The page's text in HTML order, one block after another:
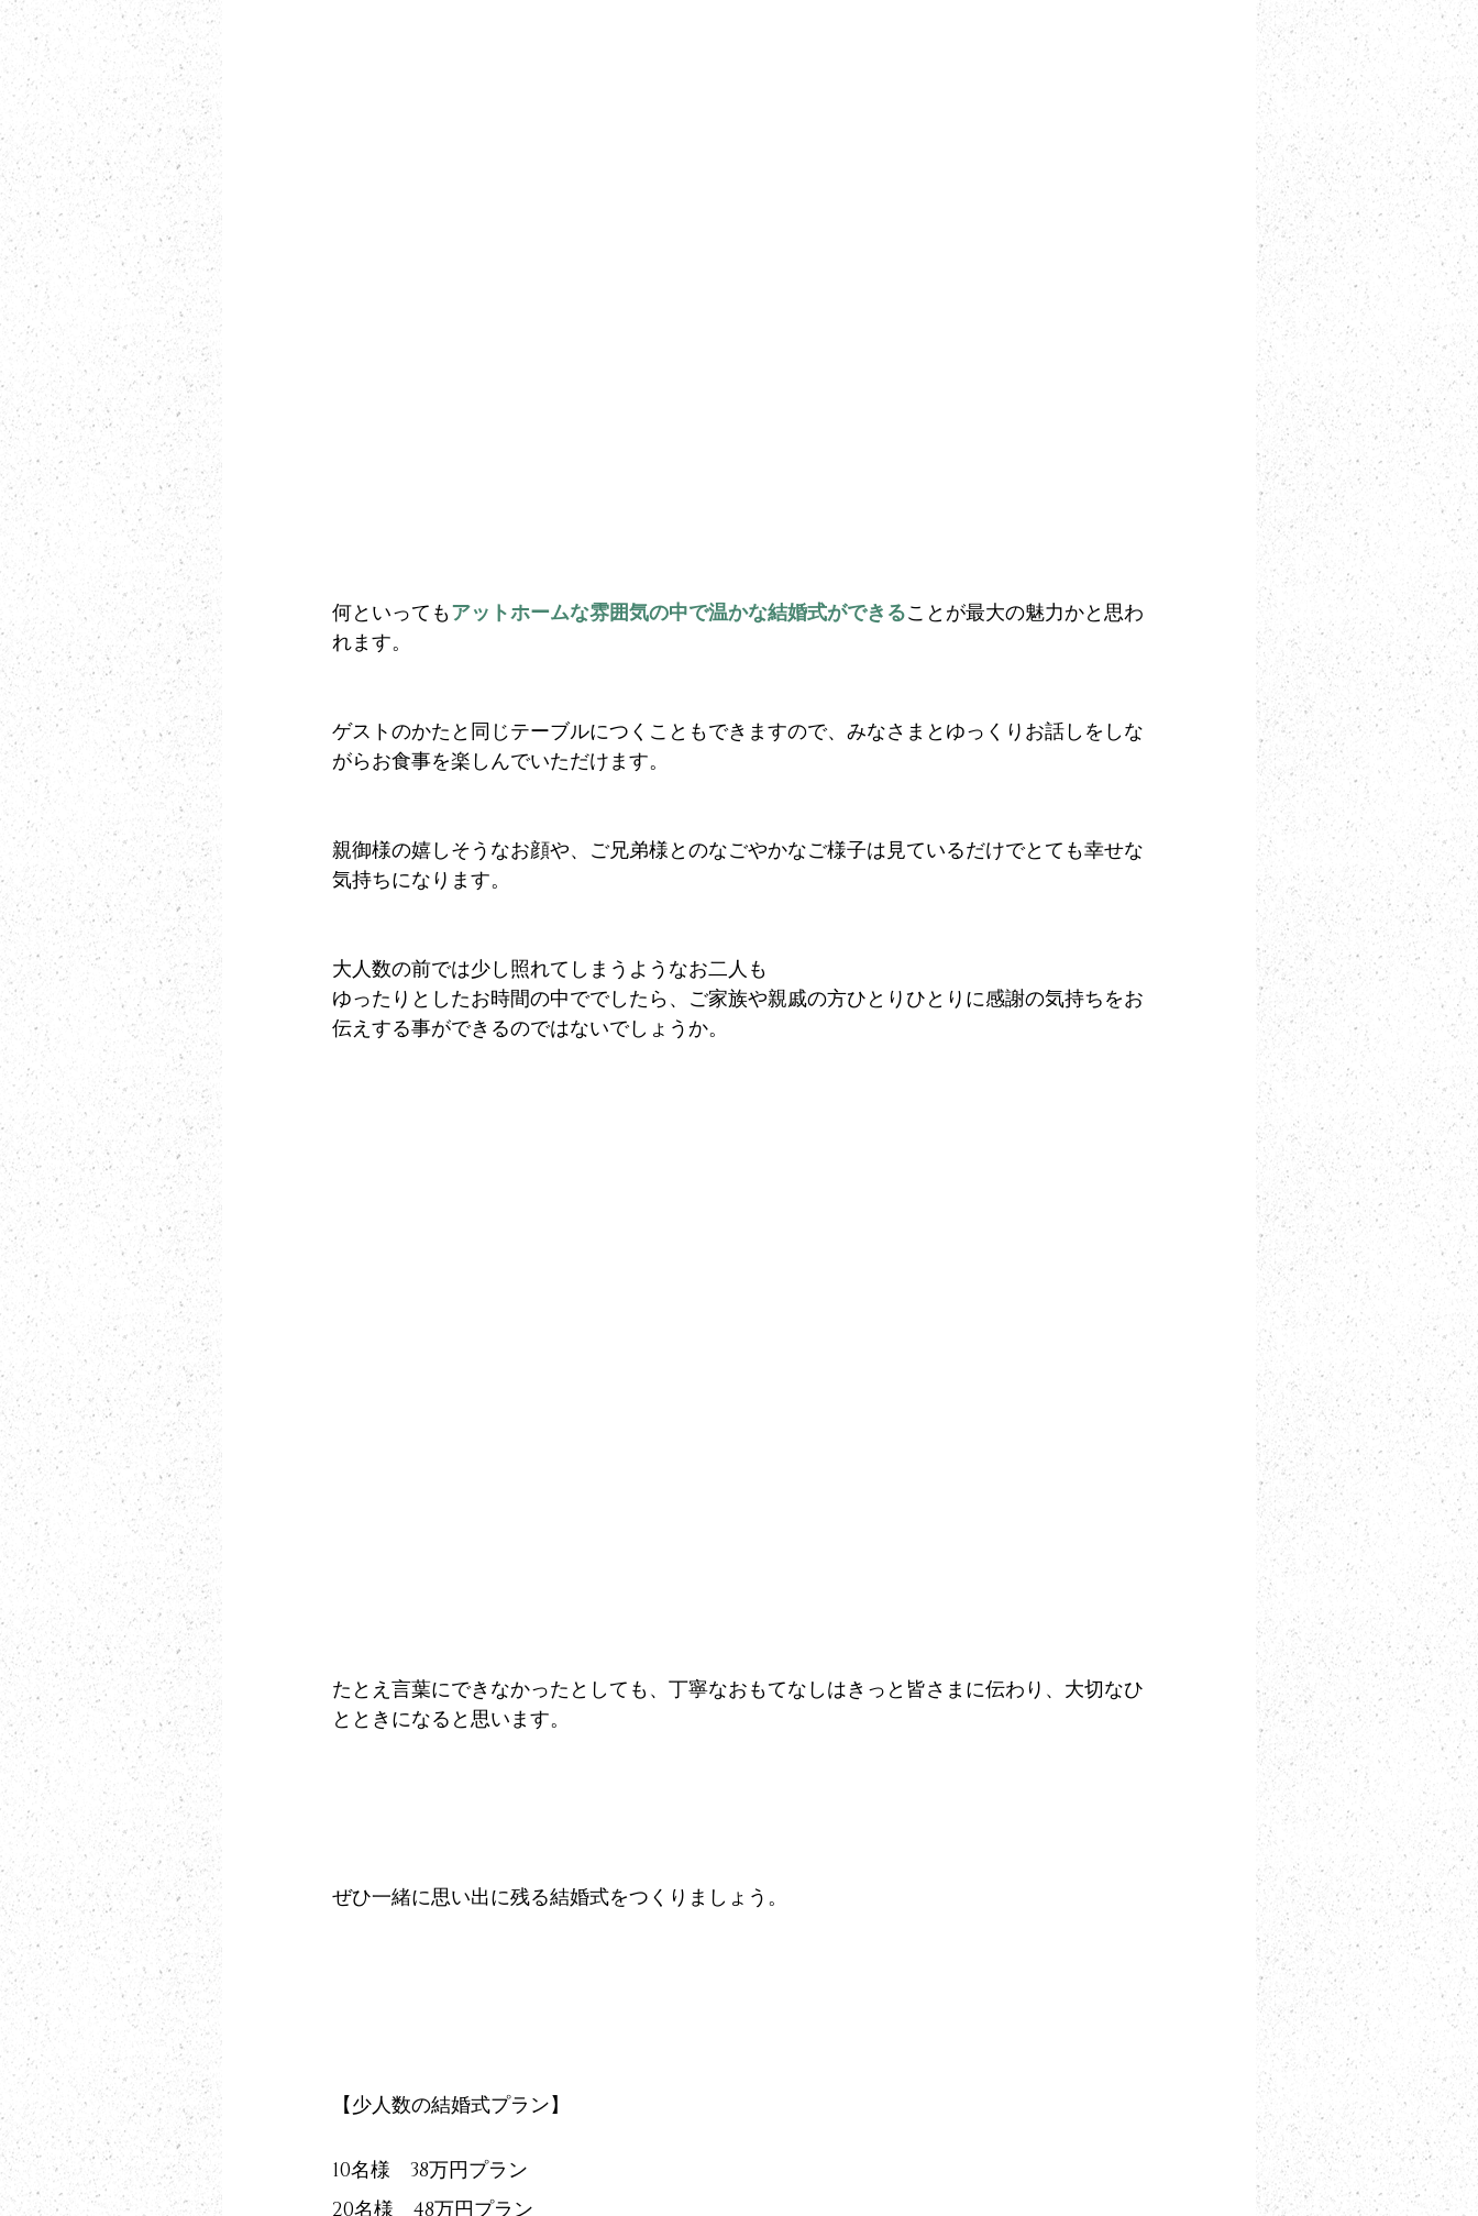
何といってもアットホームな雰囲気の中で温かな結婚式ができることが最大の魅力かと思わ
れます。
ゲストのかたと同じテーブルにつくこともできますので、みなさまとゆっくりお話しをしな
がらお食事を楽しんでいただけます。
親御様の嬉しそうなお顔や、ご兄弟様とのなごやかなご様子は見ているだけでとても幸せな
気持ちになります。
大人数の前では少し照れてしまうようなお二人も
ゆったりとしたお時間の中ででしたら、ご家族や親戚の方ひとりひとりに感謝の気持ちをお
伝えする事ができるのではないでしょうか。
たとえ言葉にできなかったとしても、丁寧なおもてなしはきっと皆さまに伝わり、大切なひ
とときになると思います。
ぜひ一緒に思い出に残る結婚式をつくりましょう。
【少人数の結婚式プラン】
10名様　38万円プラン